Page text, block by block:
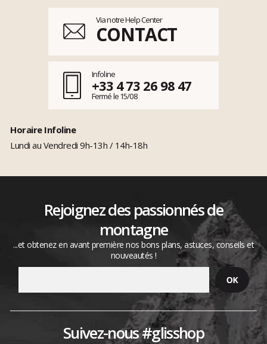
Via notre Help Center
CONTACT
Infoline
+33 4 73 26 98 47
Fermé le 15/08
Horaire Infoline
Lundi au Vendredi 9h-13h / 14h-18h
Rejoignez des passionnés de
montagne
...et obtenez en avant première nos bons plans, astuces, conseils et
nouveautés !
Suivez-nous #glisshop